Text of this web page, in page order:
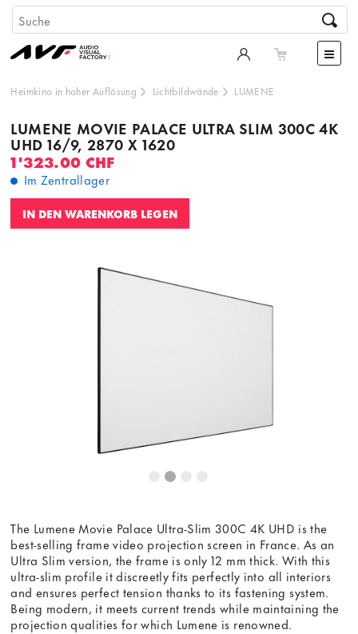
Heimkino in hoher Auflösung Lichtbildwände LUMENE
LUMENE MOVIE PALACE ULTRA SLIM 300C 4K
UHD 16/9, 2870 X 1620
1'323.00 CHF
Im Zentrallager
IN DEN WARENKORB LEGEN
The Lumene Movie Palace Ultra-Slim 300C 4K UHD is the
best-selling frame video projection screen in France. As an
Ultra Slim version, the frame is only 12 mm thick. With this
ultra-slim profile it discreetly fits perfectly into all interiors
and ensures perfect tension thanks to its fastening system.
Being modern, it meets current trends while maintaining the
projection qualities for which Lumene is renowned.